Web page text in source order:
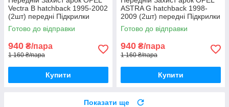
Vectra B hatchback 1995-2002
(2шт) передні Підкрилки
Опель Вектра Б хетчбек пара
передніх
Готово до відправки
940 ₴/пара
1 160 ₴/пара
Купити
ASTRA G hatchback 1998-
2009 (2шт) передні Підкрилки
Опель Астра Джі хетчбек
пара передніх
Готово до відправки
940 ₴/пара
1 160 ₴/пара
Купити
Показати ще